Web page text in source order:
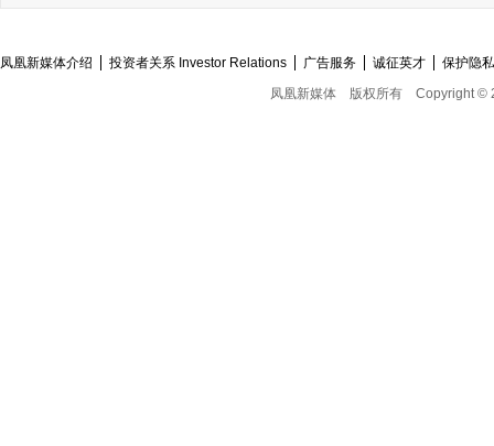
凤凰新媒体介绍 投资者关系 Investor Relations 广告服务 诚征英才
保护隐
凤凰新媒体
版权所有 Copyright ©